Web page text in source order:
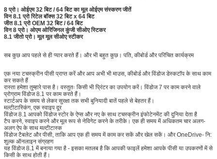
8 प्रो। ओईएम 32 बिट / 64 बिट का मूल ओईएम संस्करण जीतें
विन 8.1 प्रो रिटेल बॉक्स 32 बिट x 64 बिट
जीत 8.1 प्रो OEM 32 बिट / 64 बिट
विन 8 प्रो। ओएम ओरिजिनल कुंजी सीओए स्टिकर
8.1 जीतो प्रो। मूल मूल सीओए स्टीकर
सब कुछ आप पहले से ही प्यार करते हैं। और भी बहुत कुछ। पति, कीबोर्ड और परिचित कार्यक्रम
एक नया टचस्क्रीन पीसी प्राप्त करें और आप अभी भी माउस, कीबोर्ड और विंडोज डेस्कटॉप के साथ काम
कर सकते हैं
रास्ता हमेशा तुम्हारे पास है। वस्तुतः किसी भी प्रिंटर का उपयोग करें। विंडोज 7 पर काम करने वाले
प्रोग्राम विंडोज 8.1 पर काम करते हैं।
स्टार्टअप के समय से लेकर सुरक्षा तक सभी बुनियादी बातें पहले से बेहतर हैं।
मल्टीटास्किंग, एक स्वाइप दूर
विंडोज 8.1 आपको विंडोज स्टोर के ऐप्स और नए के साथ टचस्क्रीन इंफोटेनमेंट की दुनिया देता है
टैप करने, स्वाइप करने और मूल रूप से नेविगेट करने के तरीके। एक ही समय में अधिकतम चार अलग-
अलग ऐप के साथ मल्टीटास्क
विंडोज टैबलेट और पीसी, ताकि आप एक ही समय में काम कर सकें और खेल सकें। और OneDrive- नि:
शुल्क ऑनलाइन संग्रहण
यह विंडोज 8.1 में बनाया गया है - इसका मतलब है कि आपकी फाइलें हमेशा आपके पीसी या उपकरणों में से
किसी के साथ होती हैं।